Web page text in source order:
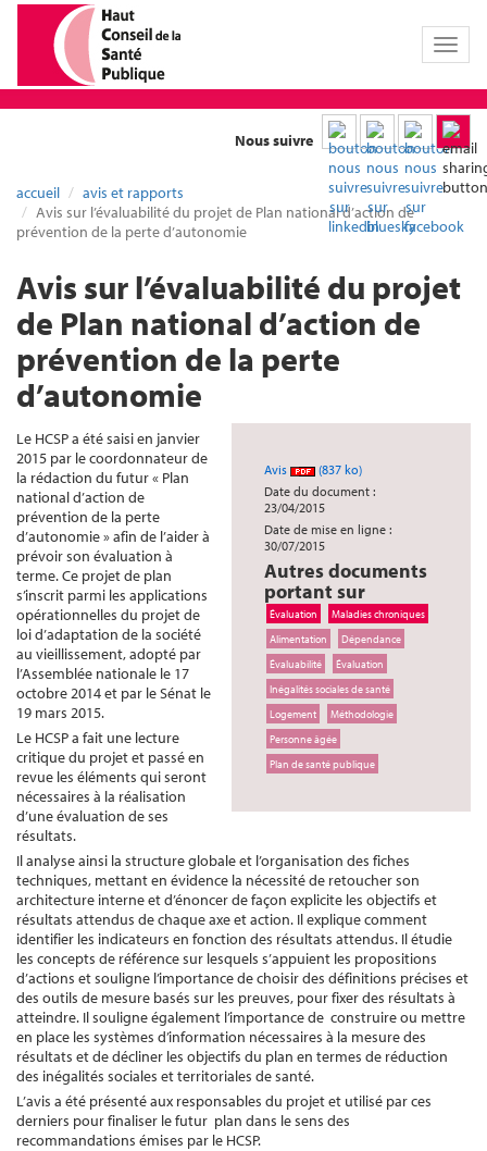
Toggle
Nous suivre
accueil
avis et rapports
Avis sur l’évaluabilité du projet de Plan national d’action de
prévention de la perte d’autonomie
Avis sur l’évaluabilité du projet
de Plan national d’action de
prévention de la perte
d’autonomie
Avis
(837 ko)
Date du document :
23/04/2015
Date de mise en ligne :
30/07/2015
Autres documents
portant sur
Évaluation
Maladies chroniques
Alimentation
Dépendance
Évaluabilité
Évaluation
Inégalités sociales de santé
Logement
Méthodologie
Personne âgée
Plan de santé publique
Le HCSP a été saisi en janvier
2015 par le coordonnateur de
la rédaction du futur « Plan
national d’action de
prévention de la perte
d’autonomie » afin de l’aider à
prévoir son évaluation à
terme. Ce projet de plan
s’inscrit parmi les applications
opérationnelles du projet de
loi d’adaptation de la société
au vieillissement, adopté par
l’Assemblée nationale le 17
octobre 2014 et par le Sénat le
19 mars 2015.
Le HCSP a fait une lecture
critique du projet et passé en
revue les éléments qui seront
nécessaires à la réalisation
d’une évaluation de ses
résultats.
Il analyse ainsi la structure globale et l’organisation des fiches
techniques, mettant en évidence la nécessité de retoucher son
architecture interne et d’énoncer de façon explicite les objectifs et
résultats attendus de chaque axe et action. Il explique comment
identifier les indicateurs en fonction des résultats attendus. Il étudie
les concepts de référence sur lesquels s’appuient les propositions
d’actions et souligne l’importance de choisir des définitions précises et
des outils de mesure basés sur les preuves, pour fixer des résultats à
atteindre. Il souligne également l’importance de construire ou mettre
en place les systèmes d’information nécessaires à la mesure des
résultats et de décliner les objectifs du plan en termes de réduction
des inégalités sociales et territoriales de santé.
L’avis a été présenté aux responsables du projet et utilisé par ces
derniers pour finaliser le futur plan dans le sens des
recommandations émises par le HCSP.